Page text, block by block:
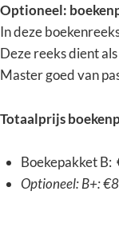
Optioneel:
In deze
Deze reeks dient
Master goed van
Totaalprijs
Boekepakket
Optioneel: B+: